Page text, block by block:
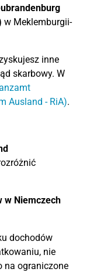
w Meklemburgii-
inne
skarbowy. W
Ausland - RiA).
w Niemczech
dochodów
nie
na ograniczone